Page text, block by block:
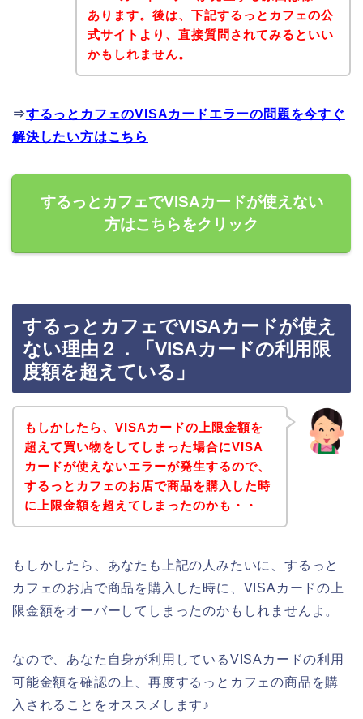
あります。後は、下記するっとカフェの公
式サイトより、直接質問されてみるといい
かもしれません。
⇒するっとカフェのVISAカードエラーの問題を今すぐ
解決したい方はこちら
するっとカフェでVISAカードが使えない
方はこちらをクリック
するっとカフェでVISAカードが使え
ない理由２．「VISAカードの利用限
度額を超えている」
もしかしたら、VISAカードの上限金額を
超えて買い物をしてしまった場合にVISA
カードが使えないエラーが発生するので、
するっとカフェのお店で商品を購入した時
に上限金額を超えてしまったのかも・・
もしかしたら、あなたも上記の人みたいに、するっと
カフェのお店で商品を購入した時に、VISAカードの上
限金額をオーバーしてしまったのかもしれませんよ。
なので、あなた自身が利用しているVISAカードの利用
可能金額を確認の上、再度するっとカフェの商品を購
入されることをオススメします♪